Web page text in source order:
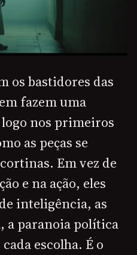
os bastidores das
fazem uma
nos primeiros
as peças se
Em vez de
e na ação, eles
inteligência, as
a paranoia política
escolha. É o